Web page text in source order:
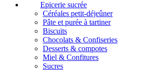
Epicerie sucrée
Céréales petit-déjeûner
Pâte et purée à tartiner
Biscuits
Chocolats & Confiseries
Desserts & compotes
Miel & Confitures
Sucres